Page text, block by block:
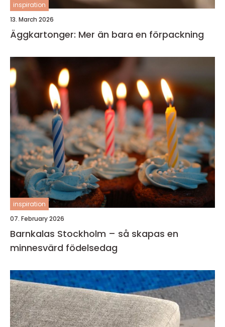
inspiration
13. March 2026
Äggkartonger: Mer än bara en förpackning
inspiration
07. February 2026
Barnkalas Stockholm – så skapas en
minnesvärd födelsedag